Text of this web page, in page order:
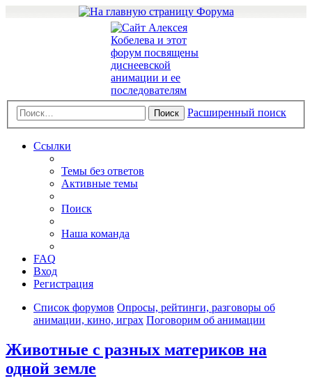
Поиск Расширенный поиск
Ссылки
Темы без ответов
Активные темы
Поиск
Наша команда
FAQ
Вход
Регистрация
Список форумов Опросы, рейтинги, разговоры об
анимации, кино, играх Поговорим об анимации
Животные с разных материков на
одной земле